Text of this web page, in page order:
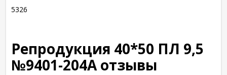
5326
Репродукция 40*50 ПЛ 9,5
№9401-204А отзывы